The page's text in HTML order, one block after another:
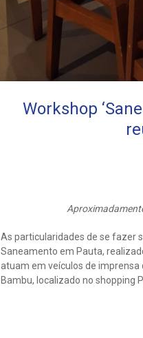
Workshop
As particularidades de se fazer
Saneamento em Pauta,
atuam em veículos de
Bambu, localizado no shopping